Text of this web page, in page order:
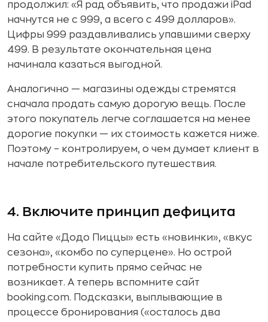
продолжил: «Я рад объявить, что продажи iPad
начнутся не с 999, а всего с 499 долларов».
Цифры 999 раздавливались упавшими сверху
499. В результате окончательная цена
начинала казаться выгодной.
Аналогично — магазины одежды стремятся
сначала продать самую дорогую вещь. После
этого покупатель легче соглашается на менее
дорогие покупки — их стоимость кажется ниже.
Поэтому – контролируем, о чем думает клиент в
начале потребительского путешествия.
4. Включите принцип дефицита
На сайте «Додо Пиццы» есть «новинки», «вкус
сезона», «комбо по суперцене». Но острой
потребности купить прямо сейчас не
возникает. А теперь вспомните сайт
booking.com. Подсказки, выплывающие в
процессе бронирования («осталось два